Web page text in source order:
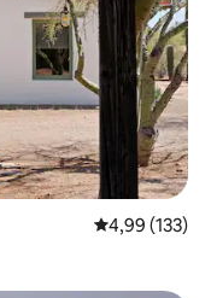
Évaluation
4,99 (133)